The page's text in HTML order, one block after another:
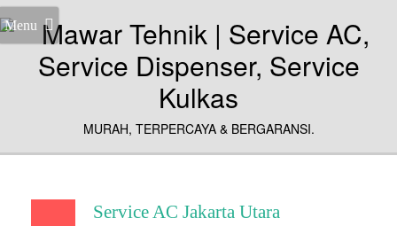
Menu
MURAH, TERPERCAYA & BERGARANSI.
Service AC Jakarta Utara